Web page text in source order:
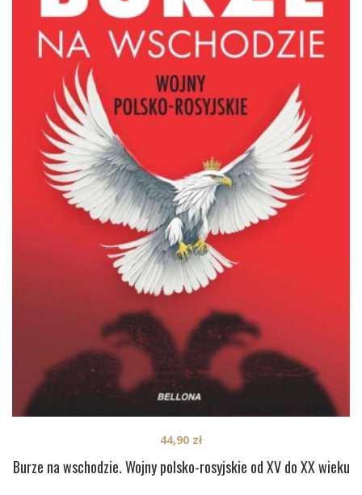
Burze na wschodzie. Wojny polsko-rosyjskie od XV do XX wieku
44,90 zł